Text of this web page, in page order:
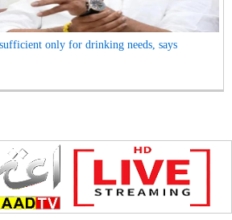
only for drinking needs, says